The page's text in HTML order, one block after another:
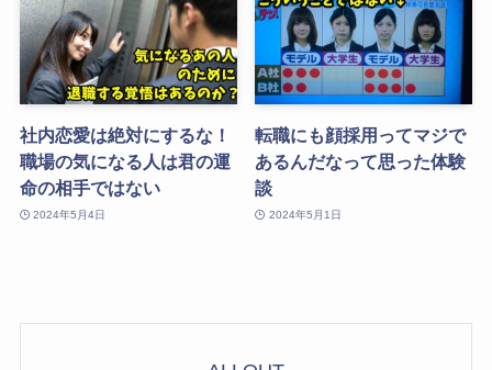
社内恋愛は絶対にするな！
職場の気になる人は君の運
命の相手ではない
2024年5月4日
転職にも顔採用ってマジで
あるんだなって思った体験
談
2024年5月1日